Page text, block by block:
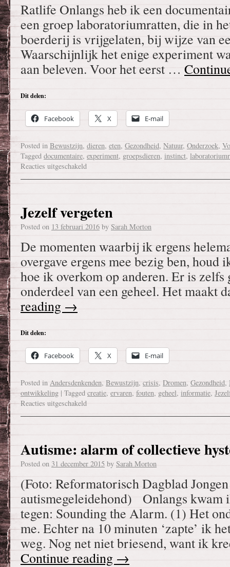
Ratlife Onlangs heb ik een
een groep laboratoriumratten, die in
boerderij is vrijgelaten, bij wijze van
Waarschijnlijk het enige experiment
aan beleven. Voor het eerst …
Dit delen:
Facebook X E-mail
Posted in Bewustzijn, dieren, eten, Gezondheid, Natuur, Onderzoek,
Tagged documentaire, experiment, groepsdieren, instinct,
Reacties uitgeschakeld
Jezelf vergeten
Posted on 13 februari 2016 by Sarah Morton
De momenten waarbij ik ergens
overgave ergens mee bezig ben, houd
hoe ik overkom op anderen. Er is zelfs
onderdeel van een geheel. Het maakt
reading →
Dit delen:
Facebook X E-mail
Posted in Andersdenkenden, Bewustzijn, crisis, Dromen, Gezondheid,
ontwikkeling | Tagged creatie, ervaren, fouten, geheel, informatie,
Reacties uitgeschakeld
Autisme: alarm of collectieve
Posted on 31 december 2015 by Sarah Morton
(Foto: Reformatorisch Dagblad
autismegeleidehond) Onlangs kwam
tegen: Sounding the Alarm. (1) Het
me. Echter na 10 minuten ‘zapte’ ik
weg. Nog net niet briesend, want ik
Continue reading →